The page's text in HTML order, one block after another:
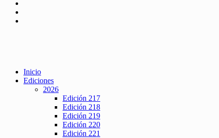
Inicio
Ediciones
2026
Edición 217
Edición 218
Edición 219
Edición 220
Edición 221